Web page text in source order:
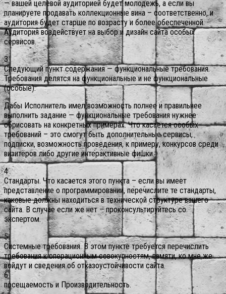
— вашей целевой аудиторией будет молодежь, а если вы
планируете продавать коллекционные вина – соответственно, и
аудитория будет старше по возрасту и более обеспеченной.
Аудитория воздействует на выбор и дизайн сайта особых
сервисов.
3
Следующий пункт содержания — функциональные требования.
Требования делятся на функциональные и не функциональные
(особые).
Дабы Исполнитель имел возможность полнее и правильнее
выполнить задание — функциональные требования нужнее
обрисовать на конкретных примерах. Что касается особых
требований – это смогут быть дополнительные сервисы,
подписки, возможность проведения, к примеру, конкурсов среди
визитёров либо другие интерактивные фишки.
4
Стандарты. Что касается этого пункта – если вы имеет
представление о программировании, перечислите те стандарты,
каковые должны находиться в технической структуре вашего
сайта. В случае если же нет – проконсультируйтесь со
экспертом.
5
Системные требования. В этом пункте требуется перечислить
требования к операционным совокупностям, памяти, ко мне же
войдут и сведения об отказоустойчивости сайта.
6
посещаемость и Производительность.